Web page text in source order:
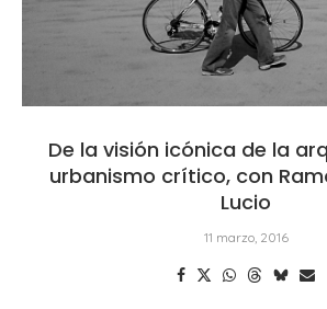
De la visión icónica de la
urbanismo crítico, con
Lucio
11 marzo, 2016